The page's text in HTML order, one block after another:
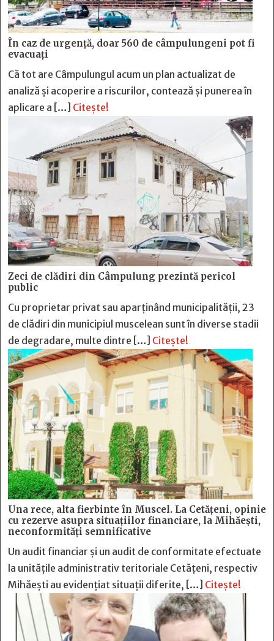
În caz de urgență, doar 560 de câmpulungeni pot fi
evacuați
Că tot are Câmpulungul acum un plan actualizat de
analiză și acoperire a riscurilor, contează și punerea în
aplicare a […] Citește!
Zeci de clădiri din Câmpulung prezintă pericol
public
Cu proprietar privat sau aparținând municipalității, 23
de clădiri din municipiul muscelean sunt în diverse stadii
de degradare, multe dintre […] Citește!
Una rece, alta fierbinte în Muscel. La Cetăţeni, opinie
cu rezerve asupra situaţiilor financiare, la Mihăeşti,
neconformităţi semnificative
Un audit financiar și un audit de conformitate efectuate
la unitățile administrativ teritoriale Cetățeni, respectiv
Mihăești au evidențiat situații diferite, […] Citește!